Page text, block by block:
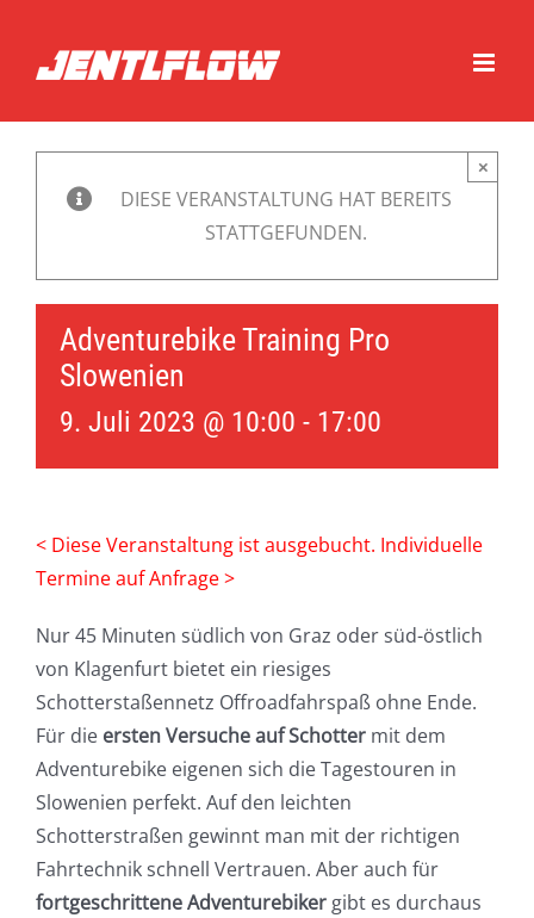
springen
DIESE VERANSTALTUNG HAT BEREITS
STATTGEFUNDEN.
×
Adventurebike Training Pro
Slowenien
9. Juli 2023 @ 10:00 - 17:00
< Diese Veranstaltung ist ausgebucht. Individuelle
Termine auf Anfrage >
Nur 45 Minuten südlich von Graz oder süd-östlich
von Klagenfurt bietet ein riesiges
Schotterstaßennetz Offroadfahrspaß ohne Ende.
Für die ersten Versuche auf Schotter mit dem
Adventurebike eigenen sich die Tagestouren in
Slowenien perfekt. Auf den leichten
Schotterstraßen gewinnt man mit der richtigen
Fahrtechnik schnell Vertrauen. Aber auch für
fortgeschrittene Adventurebiker gibt es durchaus